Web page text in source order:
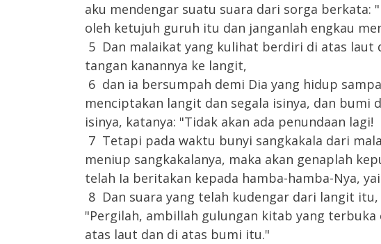
aku mendengar suatu suara dari sorga berkata:
oleh ketujuh guruh itu dan janganlah engkau
5 Dan malaikat yang kulihat berdiri di atas laut
tangan kanannya ke langit,
6 dan ia bersumpah demi Dia yang hidup
menciptakan langit dan segala isinya, dan bumi
isinya, katanya: "Tidak akan ada penundaan lagi!
7 Tetapi pada waktu bunyi sangkakala dari
meniup sangkakalanya, maka akan genaplah
telah Ia beritakan kepada hamba-hamba-Nya,
8 Dan suara yang telah kudengar dari langit
"Pergilah, ambillah gulungan kitab yang
atas laut dan di atas bumi itu."